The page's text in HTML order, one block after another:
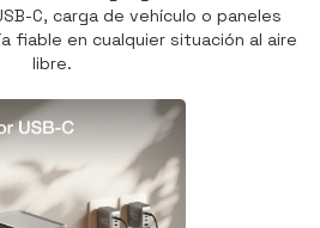
C, carga de vehículo o paneles
fiable en cualquier situación al aire
libre.